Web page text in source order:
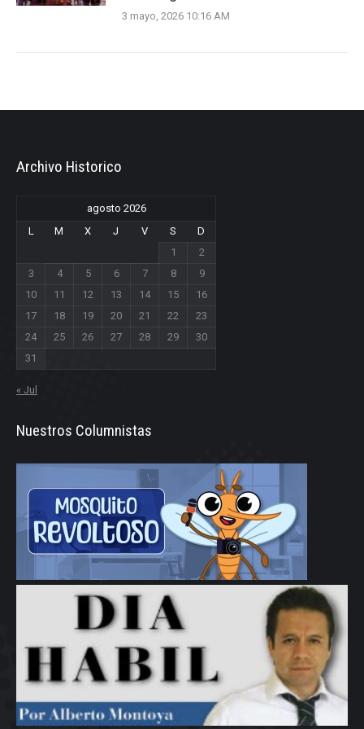
3 mayo, 2026 10:16 AM
Archivo Historico
agosto 2026
L
M X J V S
D
1
2
3
4 5 6 7 8
9
10
11 12 13 14 15
16
17
18 19 20 21 22
23
24
25 26 27 28 29
30
31
« Jul
Nuestros Columnistas